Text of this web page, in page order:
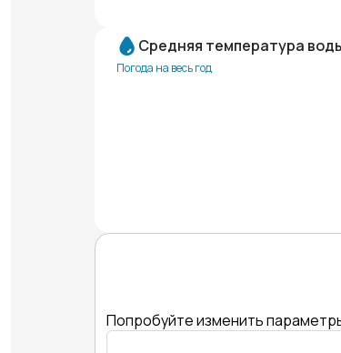
Средняя температура
Погода на весь год
Попробуйте изменить